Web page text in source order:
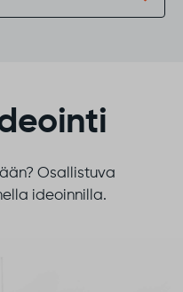
Osallistuva
ideoinnilla.